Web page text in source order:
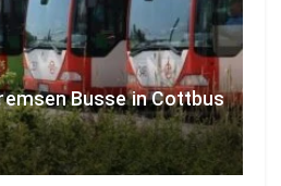
Busse in Cottbus